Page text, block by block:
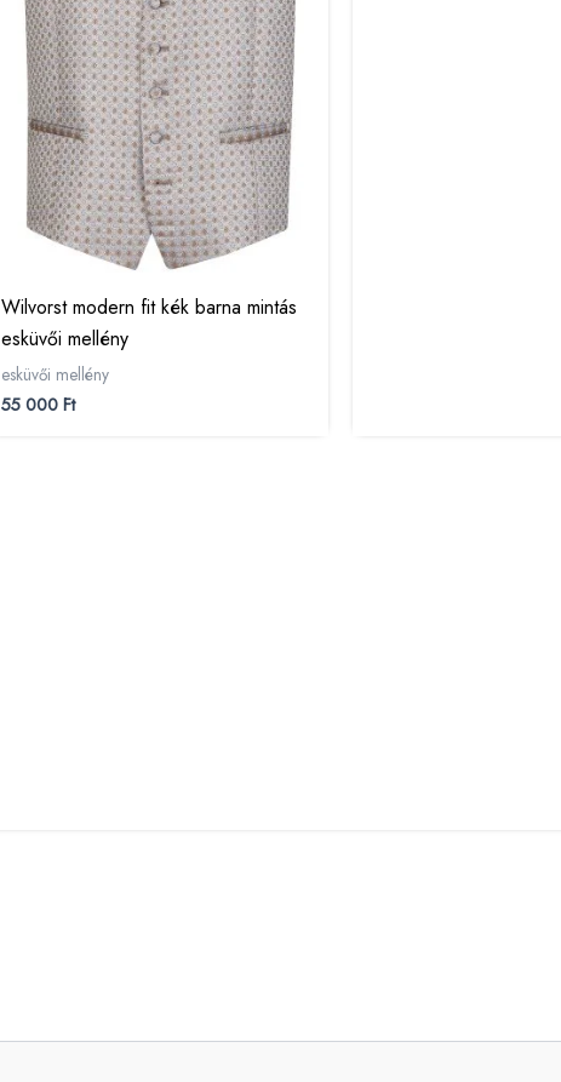
Wilvorst modern fit kék barna mintás
esküvői mellény
esküvői mellény
55 000 Ft